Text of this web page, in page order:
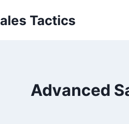
Tactics
Advanced